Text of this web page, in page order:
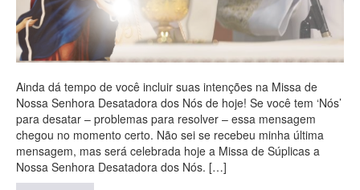
Ainda dá tempo de você incluir suas intenções na Missa de
Nossa Senhora Desatadora dos Nós de hoje! Se você tem ‘Nós’
para desatar – problemas para resolver – essa mensagem
chegou no momento certo. Não sei se recebeu minha última
mensagem, mas será celebrada hoje a Missa de Súplicas a
Nossa Senhora Desatadora dos Nós. […]